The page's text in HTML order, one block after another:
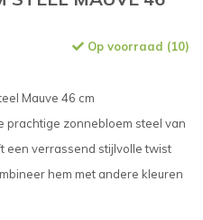
Op voorraad (10)
Mauve 46 cm
prachtige zonnebloem steel van
een verrassend stijlvolle twist
hem met andere kleuren